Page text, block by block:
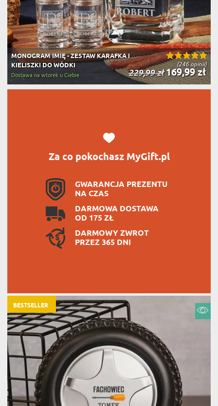
(246 opinii)
MONOGRAM IMIĘ - ZESTAW KARAFKA I
KIELISZKI DO WÓDKI
229,99 zł169,99 zł
Dostawa na wtorek u Ciebie
Za co pokochasz MyGift.pl
GWARANCJA PREZENTU
NA CZAS
DARMOWA DOSTAWA
OD 175 ZŁ
DARMOWY ZWROT
PRZEZ 365 DNI
BESTSELLER